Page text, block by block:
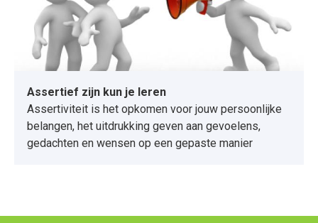
Assertief zijn kun je leren
Assertiviteit is het opkomen voor jouw persoonlijke
belangen, het uitdrukking geven aan gevoelens,
gedachten en wensen op een gepaste manier